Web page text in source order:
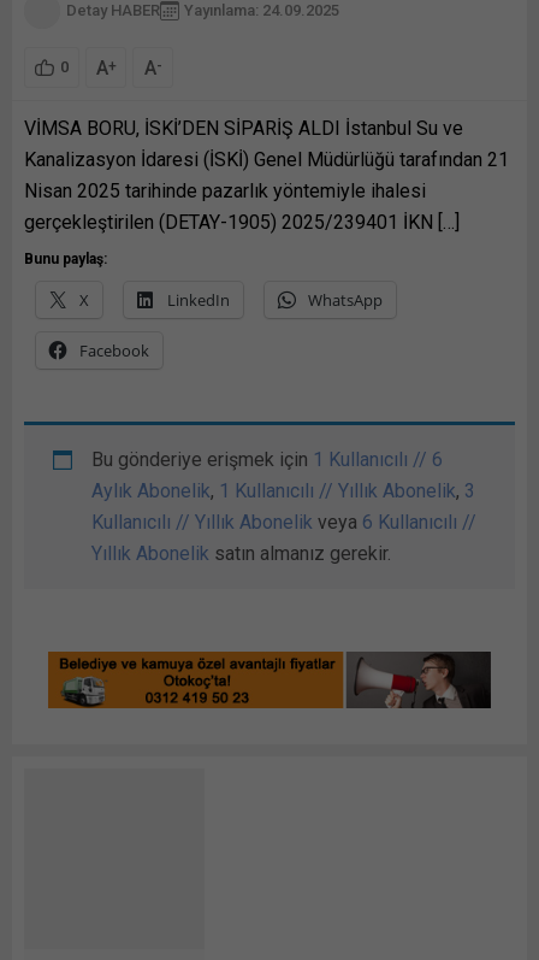
Detay HABER Yayınlama: 24.09.2025
0 A+ A-
VİMSA BORU, İSKİ’DEN SİPARİŞ ALDI İstanbul Su ve
Kanalizasyon İdaresi (İSKİ) Genel Müdürlüğü tarafından 21
Nisan 2025 tarihinde pazarlık yöntemiyle ihalesi
gerçekleştirilen (DETAY-1905) 2025/239401 İKN […]
Bunu paylaş:
X LinkedIn WhatsApp
Facebook
Bu gönderiye erişmek için 1 Kullanıcılı // 6
Aylık Abonelik, 1 Kullanıcılı // Yıllık Abonelik, 3
Kullanıcılı // Yıllık Abonelik veya 6 Kullanıcılı //
Yıllık Abonelik satın almanız gerekir.